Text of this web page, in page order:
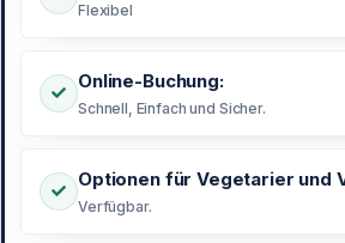
Flexibel
Online-Buchung:
Schnell, Einfach und Sicher.
Optionen für Vegetarier und
Verfügbar.